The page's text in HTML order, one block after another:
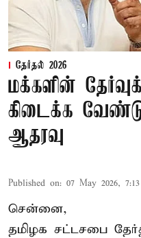
தேர்தல் 2026
மக்களின்
கிடைக்க
ஆதரவு
Published on: 07 May 2026,
சென்னை,
தமிழக சட்டசபை